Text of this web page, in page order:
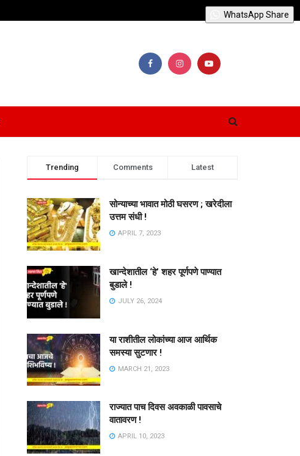
Trending Comments Latest
सोन्याच्या भावात मोठी घसरण ; खरेदीला
उत्तम संधी !
APRIL 7, 2023
खान्देशातील ‘हे’ शहर पूर्णपणे पाण्यात
बुडाले !
JULY 26, 2024
या राशीतील लोकांच्या आज आर्थिक
समस्या सुटणार !
MARCH 21, 2023
राज्यात पाच दिवस अवकाळी पावसाचे
वातावरण !
APRIL 10, 2023
WhatsApp Share